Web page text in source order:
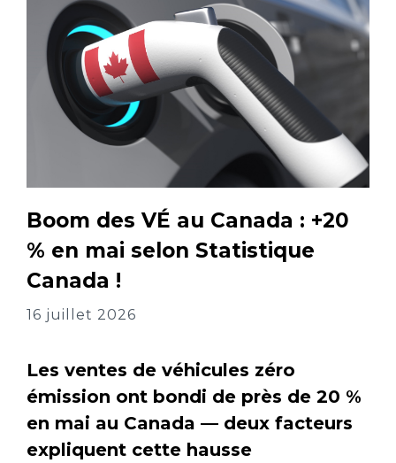
Boom des VÉ au Canada : +20
% en mai selon Statistique
Canada !
16 juillet 2026
Les ventes de véhicules zéro
émission ont bondi de près de 20 %
en mai au Canada — deux facteurs
expliquent cette hausse